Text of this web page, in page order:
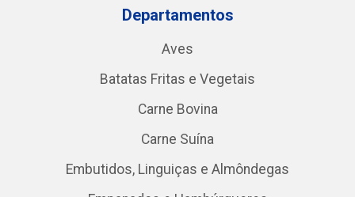
Departamentos
Aves
Batatas Fritas e Vegetais
Carne Bovina
Carne Suína
Embutidos, Linguiças e Almôndegas